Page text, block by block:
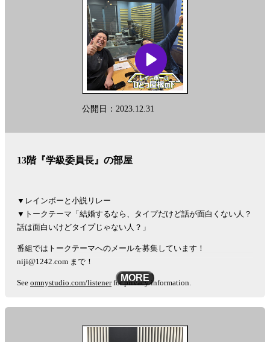
公開日：2023.12.31
13階『学級委員長』の部屋
▼レインボーと小説リレー
▼トークテーマ「結婚するなら、タイプだけど話が面白くない人？
話は面白いけどタイプじゃない人？」
番組ではトークテーマへのメールを募集しています！
niji@1242.com まで！
See omnystudio.com/listenerfor privacy information.
MORE